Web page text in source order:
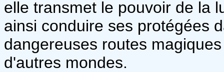
elle transmet le pouvoir de la
ainsi conduire ses protégées
dangereuses routes
d'autres mondes.